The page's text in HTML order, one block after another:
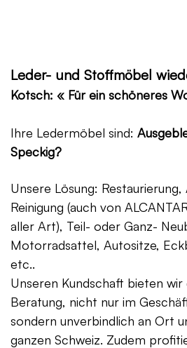
Leder- und Stoffmöbel
Kotsch: « Für ein schöneres
Ihre Ledermöbel sind:
Speckig?
Unsere Lösung: Restaurierung,
Reinigung (auch von
aller Art), Teil- oder Ganz-
Motorradsattel, Autositze,
etc..
Unseren Kundschaft bieten
Beratung, nicht nur im
sondern unverbindlich an Ort
ganzen Schweiz. Zudem